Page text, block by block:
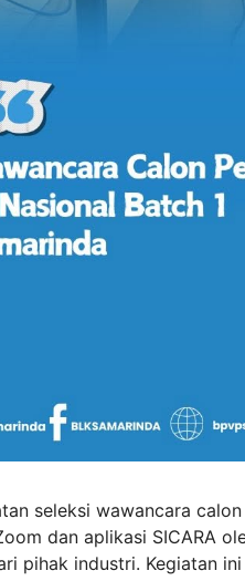
seleksi wawancara
dan aplikasi SICARA
pihak industri. Kegiatan